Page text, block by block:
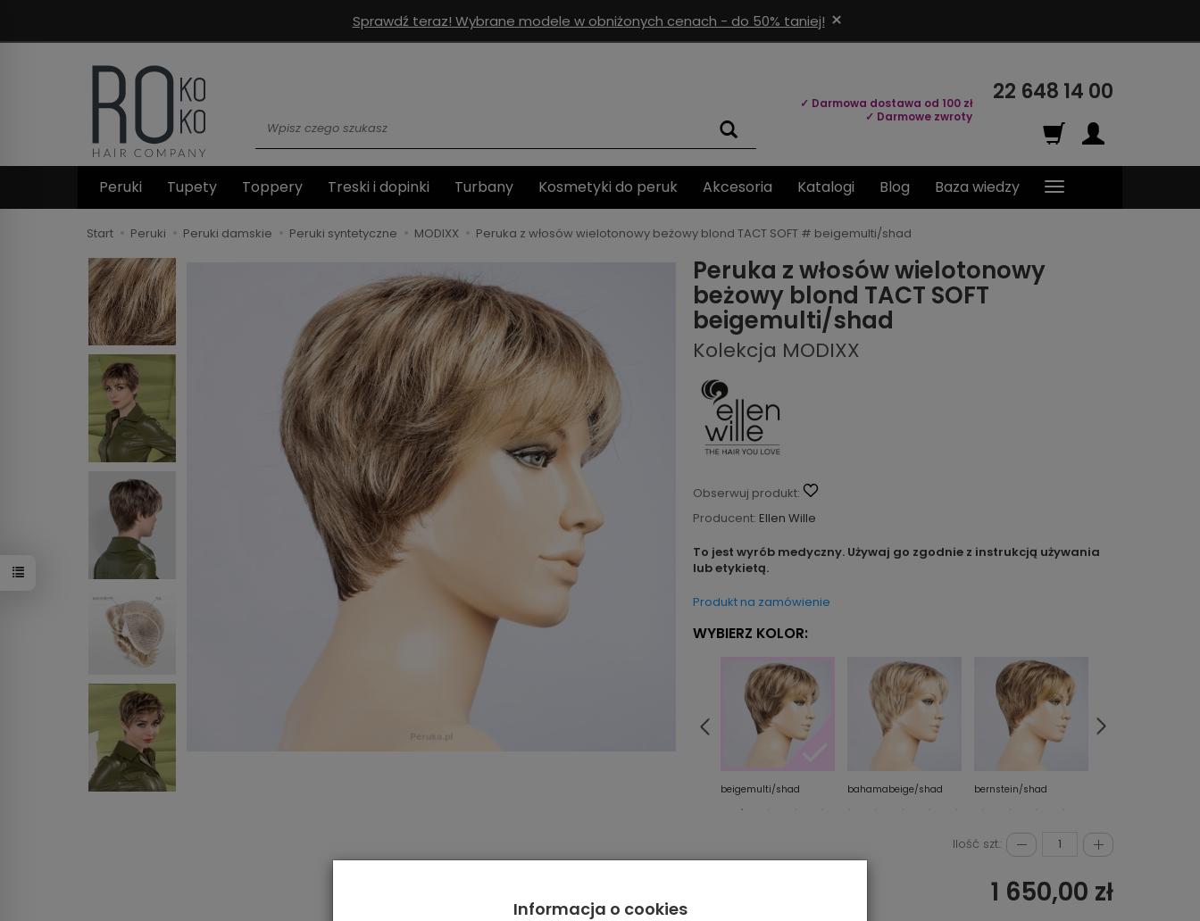
Sprawdź teraz! Wybrane modele w obniżonych cenach - do 50% taniej! ×
✓ Darmowa dostawa od 100 zł
✓ Darmowe zwroty
22 648 14 00
Peruki Tupety Toppery Treski i dopinki Turbany Kosmetyki do peruk Akcesoria Katalogi Blog Baza wiedzy
Start Peruki Peruki damskie Peruki syntetyczne MODIXX Peruka z włosów wielotonowy beżowy blond TACT SOFT # beigemulti/shad
Peruka z włosów wielotonowy
beżowy blond TACT SOFT
beigemulti/shad
Kolekcja MODIXX
Obserwuj produkt:
Producent: Ellen Wille
To jest wyrób medyczny. Używaj go zgodnie z instrukcją używania
lub etykietą.
Produkt na zamówienie
WYBIERZ KOLOR:
beigemulti/shad bahamabeige/shad bernstein/shad
Ilość szt.:
1 650,00 zł
Informacja o cookies